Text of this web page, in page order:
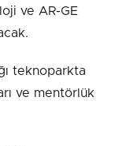
ve AR-GE
teknoparkta
ve mentörlük